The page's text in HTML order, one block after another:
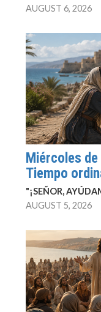
AUGUST 6, 2026
Miércoles de
Tiempo
"¡SEÑOR,
AUGUST 5, 2026